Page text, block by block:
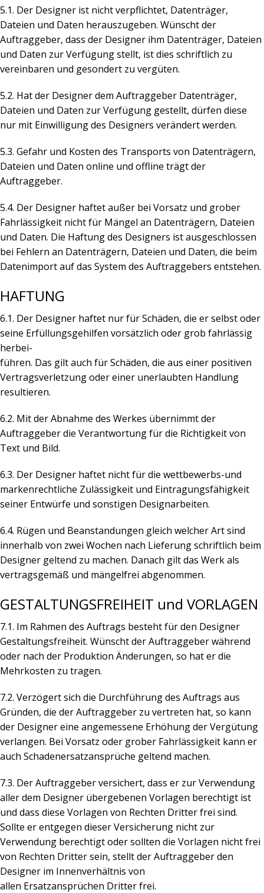
5.1. Der Designer ist nicht verpflichtet, Datenträger,
Dateien und Daten herauszugeben. Wünscht der
Auftraggeber, dass der Designer ihm Datenträger, Dateien
und Daten zur Verfügung stellt, ist dies schriftlich zu
vereinbaren und gesondert zu vergüten.
5.2. Hat der Designer dem Auftraggeber Datenträger,
Dateien und Daten zur Verfügung gestellt, dürfen diese
nur mit Einwilligung des Designers verändert werden.
5.3. Gefahr und Kosten des Transports von Datenträgern,
Dateien und Daten online und offline trägt der
Auftraggeber.
5.4. Der Designer haftet außer bei Vorsatz und grober
Fahrlässigkeit nicht für Mängel an Datenträgern, Dateien
und Daten. Die Haftung des Designers ist ausgeschlossen
bei Fehlern an Datenträgern, Dateien und Daten, die beim
Datenimport auf das System des Auftraggebers entstehen.
HAFTUNG
6.1. Der Designer haftet nur für Schäden, die er selbst oder
seine Erfüllungsgehilfen vorsätzlich oder grob fahrlässig
herbei-
führen. Das gilt auch für Schäden, die aus einer positiven
Vertragsverletzung oder einer unerlaubten Handlung
resultieren.
6.2. Mit der Abnahme des Werkes übernimmt der
Auftraggeber die Verantwortung für die Richtigkeit von
Text und Bild.
6.3. Der Designer haftet nicht für die wettbewerbs-und
markenrechtliche Zulässigkeit und Eintragungsfähigkeit
seiner Entwürfe und sonstigen Designarbeiten.
6.4. Rügen und Beanstandungen gleich welcher Art sind
innerhalb von zwei Wochen nach Lieferung schriftlich beim
Designer geltend zu machen. Danach gilt das Werk als
vertragsgemäß und mängelfrei abgenommen.
GESTALTUNGSFREIHEIT und VORLAGEN
7.1. Im Rahmen des Auftrags besteht für den Designer
Gestaltungsfreiheit. Wünscht der Auftraggeber während
oder nach der Produktion Änderungen, so hat er die
Mehrkosten zu tragen.
7.2. Verzögert sich die Durchführung des Auftrags aus
Gründen, die der Auftraggeber zu vertreten hat, so kann
der Designer eine angemessene Erhöhung der Vergütung
verlangen. Bei Vorsatz oder grober Fahrlässigkeit kann er
auch Schadenersatzansprüche geltend machen.
7.3. Der Auftraggeber versichert, dass er zur Verwendung
aller dem Designer übergebenen Vorlagen berechtigt ist
und dass diese Vorlagen von Rechten Dritter frei sind.
Sollte er entgegen dieser Versicherung nicht zur
Verwendung berechtigt oder sollten die Vorlagen nicht frei
von Rechten Dritter sein, stellt der Auftraggeber den
Designer im Innenverhältnis von
allen Ersatzansprüchen Dritter frei.